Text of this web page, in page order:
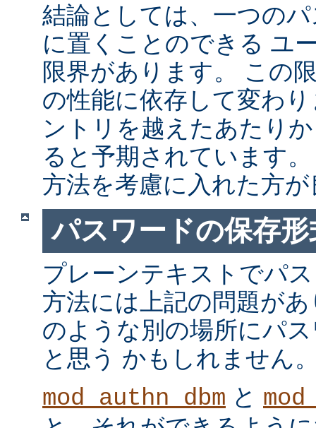
結論としては、一つの
に置くことのできる ユ
限界があります。 この
の性能に依存して変わ
ントリを越えたあたり
ると予期されています
方法を考慮に入れた方
パスワードの保存
プレーンテキストでパ
方法には上記の問題が
のような別の場所にパ
と思う かもしれません
mod_authn_dbm と